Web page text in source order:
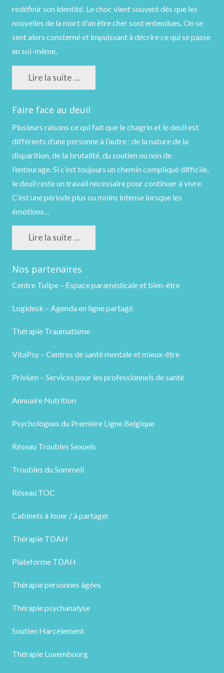
redéfinir son identité. Le choc vient souvent dès que les
nouvelles de la mort d’un être cher sont entendues. On se
sent alors consterné et impuissant à décrire ce qui se passe
en soi-même.
Lire la suite …
Faire face au deuil
Plusieurs raisons ce qui fait que le chagrin et le deuil est
différents d’une personne à l’autre : de la nature de la
disparition, de la brutalité, du soutien ou non de
l’entourage. Si c’est toujours un chemin compliqué difficile,
le deuil reste un travail nécessaire pour continuer à vivre.
C’est une période plus ou moins intense lorsque les
émotions…
Lire la suite …
Nos partenaires
Centre Tulipe – Espace paramédicale et bien-être
Logidesk – Agenda en ligne partagé
Thérapie Traumatisme
VitaPsy – Centres de santé mentale et mieux-être
Privium – Services pour les professionnels de santé
Annuaire Nutrition
Psychologues du Première Ligne Belgique
Réseau Troubles Sexuels
Troubles du Sommeil
Réseau TOC
Cabinets à louer / à partager
Thérapie TDAH
Plateforme TDAH
Thérapie personnes âgées
Thérapie psychanalyse
Soutien Harcèlement
Thérapie Luxembourg